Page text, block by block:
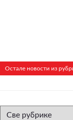
Остале новости из